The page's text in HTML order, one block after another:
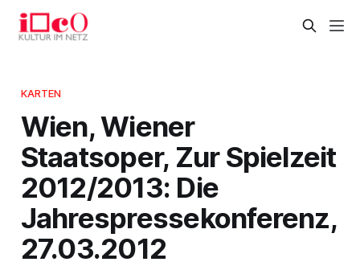
KARTEN
Wien, Wiener
Staatsoper, Zur Spielzeit
2012/2013: Die
Jahrespressekonferenz,
27.03.2012